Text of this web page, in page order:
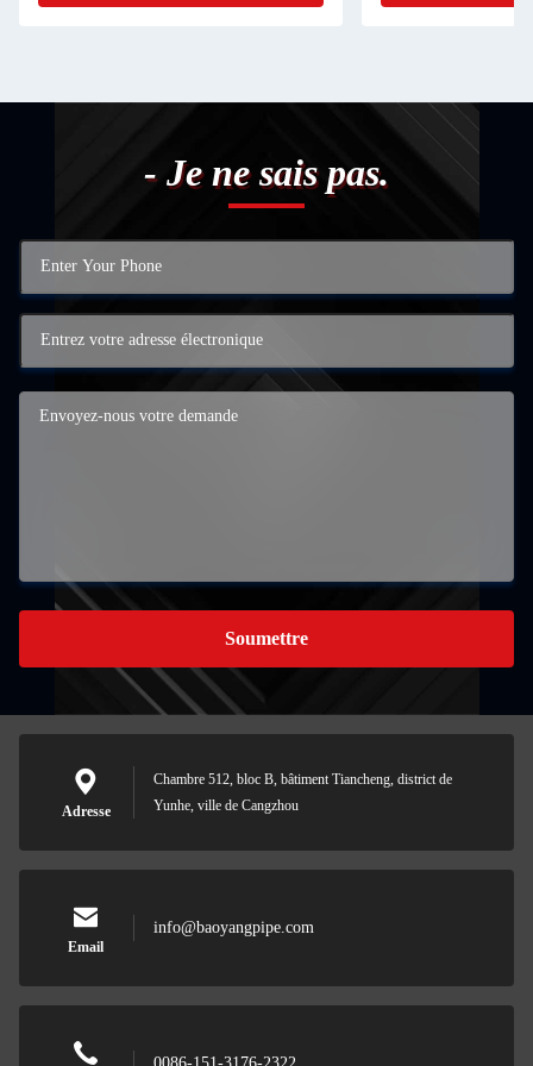
- Je ne sais pas.
Soumettre
Adresse
Chambre 512, bloc B, bâtiment Tiancheng, district de
Yunhe, ville de Cangzhou
Email
info@baoyangpipe.com